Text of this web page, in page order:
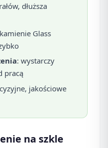
dłuższa
Glass
: wystarczy
pracą
jakościowe
na szkle